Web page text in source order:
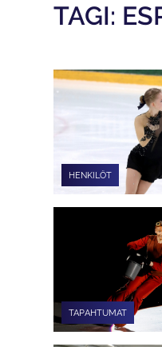
TAGI:
HENKILÖT
TAPAHTUMAT